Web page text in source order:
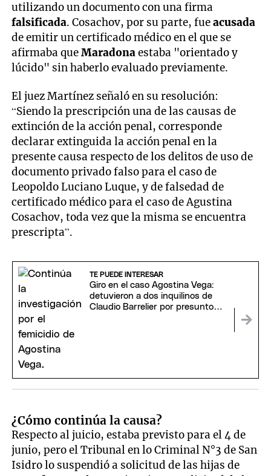
utilizando un documento con una firma
falsificada. Cosachov, por su parte, fueacusada
de emitir un certificado médico en el que se
afirmaba queMaradonaestaba "orientado y
lúcido" sin haberlo evaluado previamente.
El juez Martínez señaló en su resolución:
“Siendo la prescripción una de las causas de
extinción de la acción penal, corresponde
declarar extinguida la acción penal en la
presente causa respecto de los delitos de uso de
documento privado falso para el caso de
Leopoldo Luciano Luque, y de falsedad de
certificado médico para el caso de Agustina
Cosachov, toda vez que la misma se encuentra
prescripta”.
TE PUEDE INTERESAR
Giro en el caso Agostina Vega:
detuvieron a dos inquilinos de
Claudio Barrelier por presunto
¿Cómo continúa la causa?
Respecto al juicio, estaba previsto para el 4 de
junio, pero el Tribunal en lo Criminal N°3 de San
Isidro lo suspendió a solicitud de las hijas de